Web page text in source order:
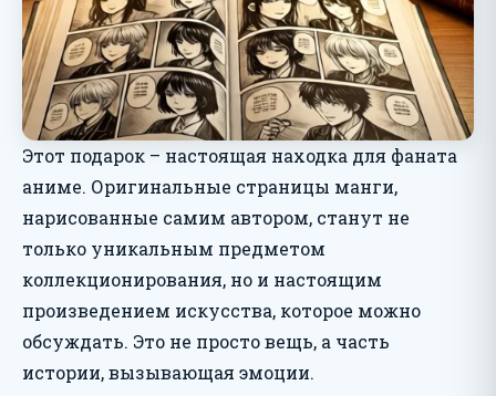
Этот подарок – настоящая находка для фаната
аниме. Оригинальные страницы манги,
нарисованные самим автором, станут не
только уникальным предметом
коллекционирования, но и настоящим
произведением искусства, которое можно
обсуждать. Это не просто вещь, а часть
истории, вызывающая эмоции.